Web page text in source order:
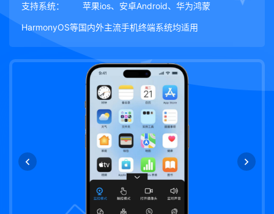
支持系统： 苹果ios、安卓Android、华为鸿蒙
HarmonyOS等国内外主流手机终端系统均适用